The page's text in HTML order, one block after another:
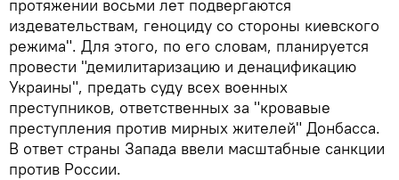
протяжении восьми лет подвергаются
издевательствам, геноциду со стороны киевского
режима". Для этого, по его словам, планируется
провести "демилитаризацию и денацификацию
Украины", предать суду всех военных
преступников, ответственных за "кровавые
преступления против мирных жителей" Донбасса.
В ответ страны Запада ввели масштабные санкции
против России.